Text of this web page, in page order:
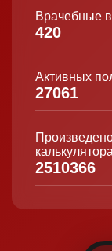
Врачебные
420
Активных
27061
2510366